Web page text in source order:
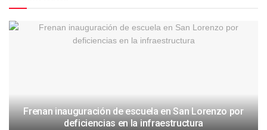
Frenan inauguración de escuela en San Lorenzo por
deficiencias en la infraestructura